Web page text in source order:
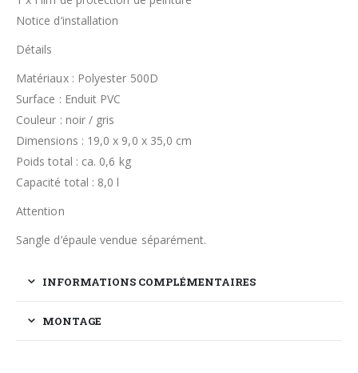
Notice d’installation
Détails
Matériaux : Polyester 500D
Surface : Enduit PVC
Couleur : noir / gris
Dimensions : 19,0 x 9,0 x 35,0 cm
Poids total : ca. 0,6 kg
Capacité total : 8,0 l
Attention
Sangle d’épaule vendue séparément.
INFORMATIONS COMPLÉMENTAIRES
MONTAGE